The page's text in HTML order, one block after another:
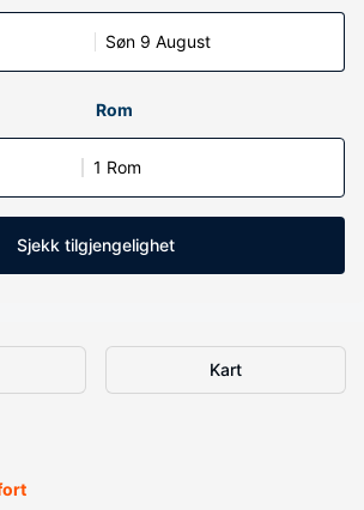
Søn 9 August
Rom
1 Rom
Sjekk tilgjengelighet
Kart